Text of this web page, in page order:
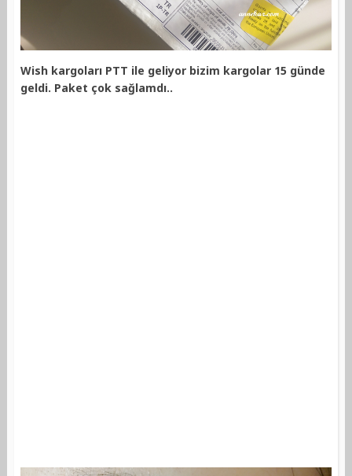
Wish kargoları PTT ile geliyor bizim kargolar 15 günde
geldi. Paket çok sağlamdı..